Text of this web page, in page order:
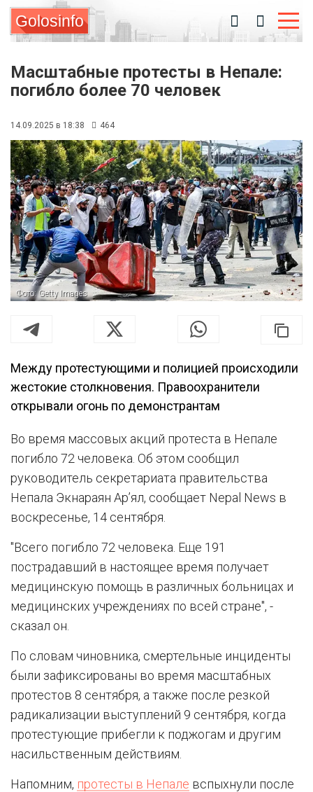
Golosinfo
Масштабные протесты в Непале:
погибло более 70 человек
14.09.2025 в 18:38 464
Фото: Getty Images
Между протестующими и полицией происходили
жестокие столкновения. Правоохранители
открывали огонь по демонстрантам
Во время массовых акций протеста в Непале
погибло 72 человека. Об этом сообщил
руководитель секретариата правительства
Непала Экнараян Ар’ял, сообщает Nepal News в
воскресенье, 14 сентября.
"Всего погибло 72 человека. Еще 191
пострадавший в настоящее время получает
медицинскую помощь в различных больницах и
медицинских учреждениях по всей стране", -
сказал он.
По словам чиновника, смертельные инциденты
были зафиксированы во время масштабных
протестов 8 сентября, а также после резкой
радикализации выступлений 9 сентября, когда
протестующие прибегли к поджогам и другим
насильственным действиям.
Напомним, протесты в Непале вспыхнули после